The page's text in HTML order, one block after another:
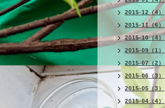
2015-12（4）
2015-11（6）
2015-10（4）
2015-09（1）
2015-07（2）
2015-06（3）
2015-05（3）
2015-04（4）